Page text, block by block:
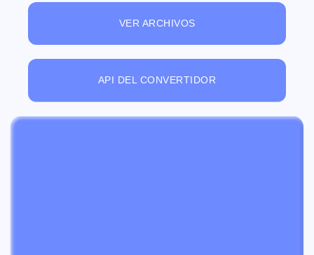
VER ARCHIVOS
API DEL CONVERTIDOR